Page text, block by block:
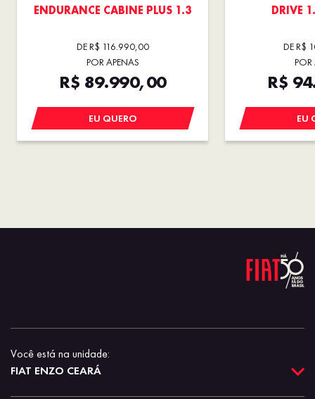
ENDURANCE CABINE PLUS 1.3
DE R$ 116.990,00
POR APENAS
R$ 89.990,00
EU QUERO
DRIVE
DE R$
POR
R$
EU
Você está na unidade:
FIAT ENZO CEARÁ